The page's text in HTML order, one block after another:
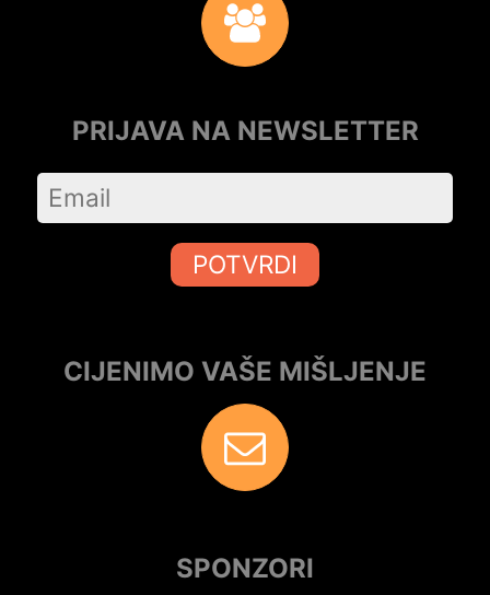
PRIJAVA NA NEWSLETTER
POTVRDI
CIJENIMO VAŠE MIŠLJENJE
SPONZORI